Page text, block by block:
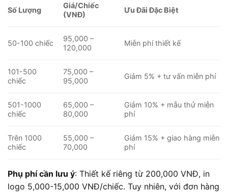
Số Lượng
Giá/Chiếc
(VNĐ)
Ưu Đãi Đặc Biệt
50-100 chiếc
95,000 –
120,000
Miễn phí thiết kế
101-500
chiếc
75,000 –
95,000
Giảm 5% + tư vấn miễn phí
501-1000
chiếc
65,000 –
80,000
Giảm 10% + mẫu thử miễn
phí
Trên 1000
chiếc
55,000 –
70,000
Giảm 15% + giao hàng miễn
phí
Phụ phí cần lưu ý: Thiết kế riêng từ 200,000 VNĐ, in
logo 5,000-15,000 VNĐ/chiếc. Tuy nhiên, với đơn hàng